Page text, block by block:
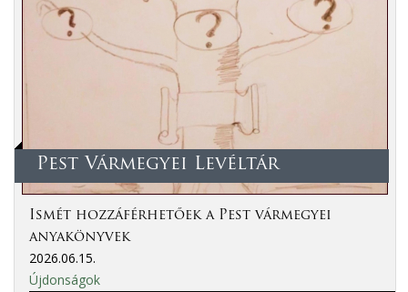
Pest Vármegyei Levéltár
Ismét hozzáférhetőek a Pest vármegyei
anyakönyvek
2026.06.15.
Újdonságok